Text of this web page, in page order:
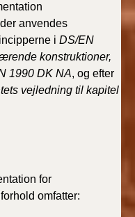
anvendes
i DS/EN
konstruktioner,
1990 DK NA, og efter
vejledning til kapitel
for
omfatter: